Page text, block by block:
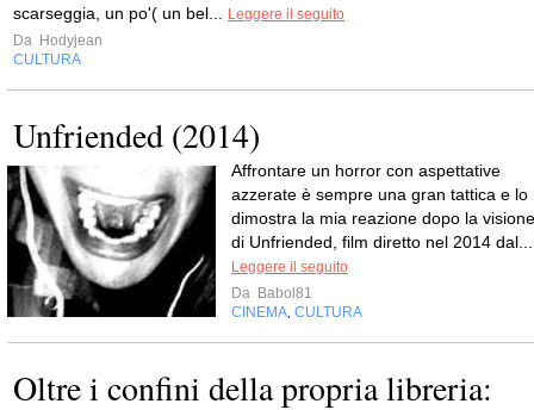
scarseggia, un po'( un bel...
Leggere il seguito
Da Hodyjean
CULTURA
Unfriended (2014)
Affrontare un horror con aspettative
azzerate è sempre una gran tattica e lo
dimostra la mia reazione dopo la visione
di Unfriended, film diretto nel 2014 dal...
Leggere il seguito
Da Babol81
CINEMA CULTURA
Oltre i confini della propria libreria: